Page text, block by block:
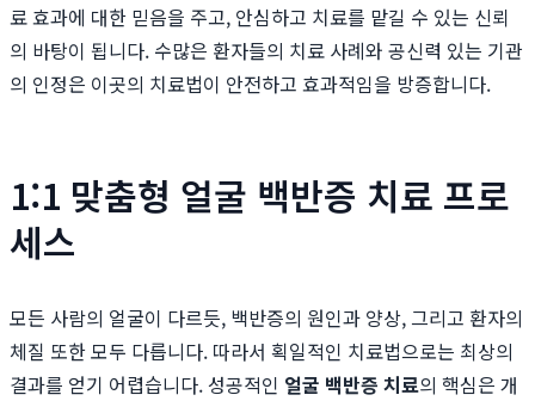
료 효과에 대한 믿음을 주고, 안심하고 치료를 맡길 수 있는 신뢰
의 바탕이 됩니다. 수많은 환자들의 치료 사례와 공신력 있는 기관
의 인정은 이곳의 치료법이 안전하고 효과적임을 방증합니다.
1:1 맞춤형 얼굴 백반증 치료 프로
세스
모든 사람의 얼굴이 다르듯, 백반증의 원인과 양상, 그리고 환자의
체질 또한 모두 다릅니다. 따라서 획일적인 치료법으로는 최상의
결과를 얻기 어렵습니다. 성공적인 얼굴 백반증 치료의 핵심은 개